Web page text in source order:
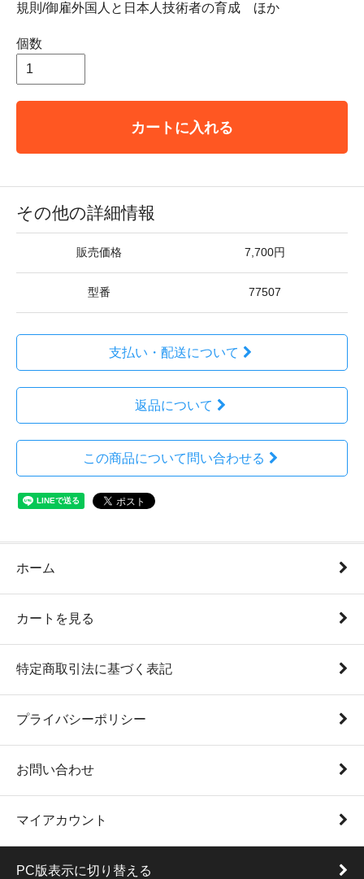
規則/御雇外国人と日本人技術者の育成 ほか
個数
カートに入れる
その他の詳細情報
販売価格 7,700円
型番 77507
支払い・配送について
返品について
この商品について問い合わせる
ホーム
カートを見る
特定商取引法に基づく表記
プライバシーポリシー
お問い合わせ
マイアカウント
PC版表示に切り替える